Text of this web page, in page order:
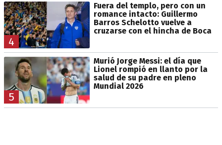
4
Fuera del templo, pero con un
romance intacto: Guillermo
Barros Schelotto vuelve a
cruzarse con el hincha de Boca
5
Murió Jorge Messi: el día que
Lionel rompió en llanto por la
salud de su padre en pleno
Mundial 2026